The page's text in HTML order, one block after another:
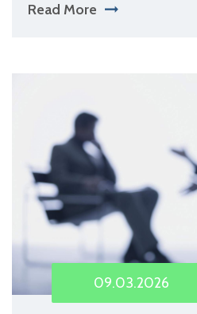
Read More
09.03.2026